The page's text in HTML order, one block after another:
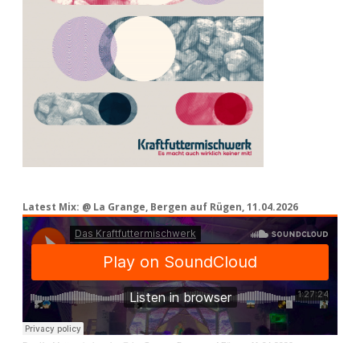
Latest Mix: @ La Grange, Bergen auf Rügen, 11.04.2026